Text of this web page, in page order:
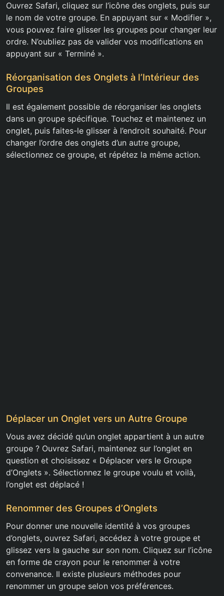
Ouvrez Safari, cliquez sur l’icône des onglets, puis sur
le nom de votre groupe. En appuyant sur « Modifier »,
vous pouvez faire glisser les groupes pour changer leur
ordre. N’oubliez pas de valider vos modifications en
appuyant sur « Terminé ».
Réorganisation des Onglets à l’Intérieur des
Groupes
Il est également possible de réorganiser les onglets
dans un groupe spécifique. Touchez et maintenez un
onglet, puis faites-le glisser à l’endroit souhaité. Pour
changer l’ordre des onglets d’un autre groupe,
sélectionnez ce groupe, et répétez la même action.
Déplacer un Onglet vers un Autre Groupe
Vous avez décidé qu’un onglet appartient à un autre
groupe ? Ouvrez Safari, maintenez sur l’onglet en
question et choisissez « Déplacer vers le Groupe
d’Onglets ». Sélectionnez le groupe voulu et voilà,
l’onglet est déplacé !
Renommer des Groupes d’Onglets
Pour donner une nouvelle identité à vos groupes
d’onglets, ouvrez Safari, accédez à votre groupe et
glissez vers la gauche sur son nom. Cliquez sur l’icône
en forme de crayon pour le renommer à votre
convenance. Il existe plusieurs méthodes pour
renommer un groupe selon vos préférences.